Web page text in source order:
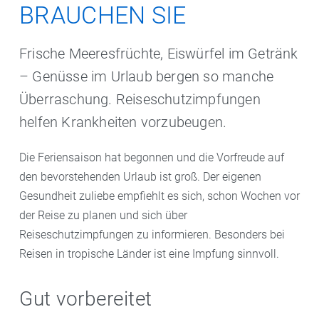
BRAUCHEN SIE
Frische Meeresfrüchte, Eiswürfel im Getränk
– Genüsse im Urlaub bergen so manche
Überraschung. Reiseschutzimpfungen
helfen Krankheiten vorzubeugen.
Die Feriensaison hat begonnen und die Vorfreude auf
den bevorstehenden Urlaub ist groß. Der eigenen
Gesundheit zuliebe empfiehlt es sich, schon Wochen vor
der Reise zu planen und sich über
Reiseschutzimpfungen zu informieren. Besonders bei
Reisen in tropische Länder ist eine Impfung sinnvoll.
Gut vorbereitet